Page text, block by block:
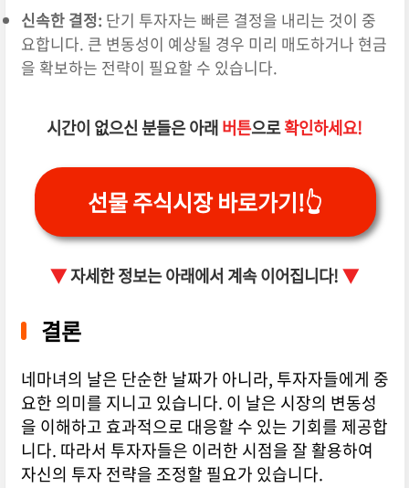
신속한 결정: 단기 투자자는 빠른 결정을 내리는 것이 중
요합니다. 큰 변동성이 예상될 경우 미리 매도하거나 현금
을 확보하는 전략이 필요할 수 있습니다.
시간이 없으신 분들은 아래버튼으로확인하세요!
선물 주식시장 바로가기!👆
▼자세한 정보는 아래에서 계속 이어집니다! ▼
결론
네마녀의 날은 단순한 날짜가 아니라, 투자자들에게 중
요한 의미를 지니고 있습니다. 이 날은 시장의 변동성
을 이해하고 효과적으로 대응할 수 있는 기회를 제공합
니다. 따라서 투자자들은 이러한 시점을 잘 활용하여
자신의 투자 전략을 조정할 필요가 있습니다.